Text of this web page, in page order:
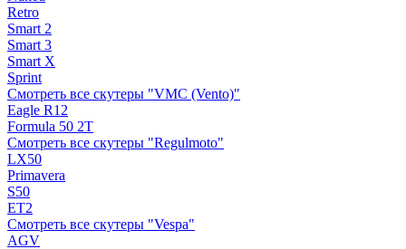
Retro
Smart 2
Smart 3
Smart X
Sprint
Смотреть все скутеры "VMC (Vento)"
Eagle R12
Formula 50 2Т
Смотреть все скутеры "Regulmoto"
LX50
Primavera
S50
ET2
Смотреть все скутеры "Vespa"
AGV